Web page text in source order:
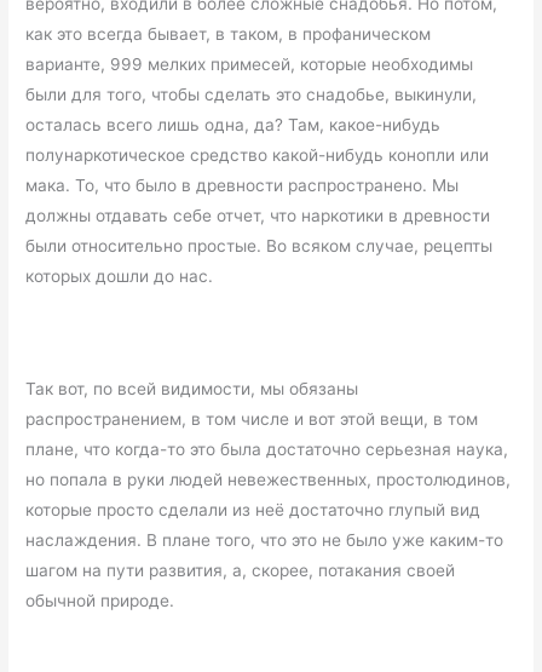
как это всегда бывает, в таком, в профаническом
варианте, 999 мелких примесей, которые необходимы
были для того, чтобы сделать это снадобье, выкинули,
осталась всего лишь одна, да? Там, какое-нибудь
полунаркотическое средство какой-нибудь конопли или
мака. То, что было в древности распространено. Мы
должны отдавать себе отчет, что наркотики в древности
были относительно простые. Во всяком случае, рецепты
которых дошли до нас.
Так вот, по всей видимости, мы обязаны
распространением, в том числе и вот этой вещи, в том
плане, что когда-то это была достаточно серьезная наука,
но попала в руки людей невежественных, простолюдинов,
которые просто сделали из неё достаточно глупый вид
наслаждения. В плане того, что это не было уже каким-то
шагом на пути развития, а, скорее, потакания своей
обычной природе.